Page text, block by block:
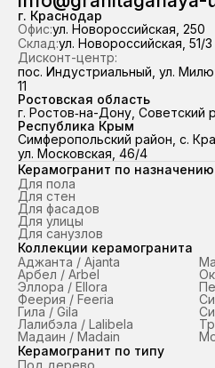
г. Краснодар
Офис:ул. Новороссийская, 250
Склад:ул. Новороссийская, 51/3
Дисконт-центр:
пос. Индустриальный, ул.
11
Ростовская область
г. Ростов‑на-Дону, Советский
Республика Крым
Симферопольский район, с.
ул. Московская, 46/4
Керамогранит по назначению
Для пола
Для стен
Для фасадов
Для улицы
Для санузлов
Коллекции керамогранита
Аджанта / Ajanta
Арбел / Arbel
Эллора / Ellora
Феерия / Feeria
Гила / Gila
Лалибэла / Lalibela
Мадаин / Madain
Керамогранит по типу
Под дерево